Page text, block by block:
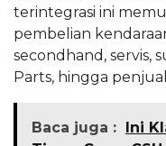
terintegrasi ini
pembelian
secondhand, servis,
Parts, hingga
Baca juga : Ini